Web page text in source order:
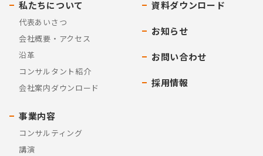
私たちについて
代表あいさつ
会社概要・アクセス
沿革
コンサルタント紹介
会社案内ダウンロード
事業内容
コンサルティング
講演
資料ダウンロード
お知らせ
お問い合わせ
採用情報